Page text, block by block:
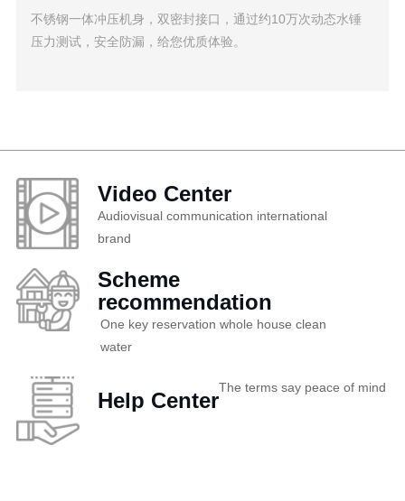
不锈钢一体冲压机身，双密封接口，通过约10万次动态水锤
压力测试，安全防漏，给您优质体验。
Video Center
Audiovisual communication international
brand
Scheme
recommendation
One key reservation whole house clean
water
Help Center
The terms say peace of mind